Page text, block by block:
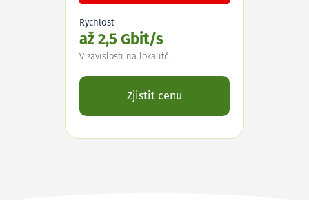
Rychlost
až 2,5 Gbit/s
V závislosti na lokalitě.
Zjistit cenu